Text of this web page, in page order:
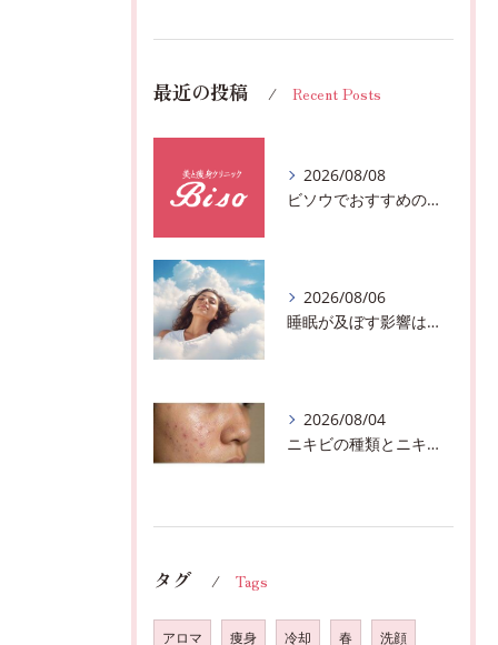
最近の投稿 Recent Posts
2026/08/08
ビソウでおすすめのフェースビューティーの洗顔♪千葉市中央区フルハンドで体質、姿勢改善！！
2026/08/06
睡眠が及ぼす影響は？千葉市おすすめメニュー全身リンパマッサージで全身スッキリ♪
2026/08/04
ニキビの種類とニキビを作らないスキンケア方法♪千葉市中央区フェイシャルエステサロン
タグ Tags
アロマ 痩身 冷却 春 洗顔